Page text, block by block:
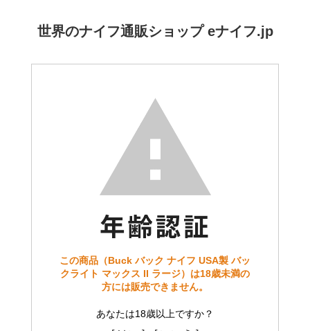
世界のナイフ通販ショップ eナイフ.jp
この商品（Buck バック ナイフ USA製 バッ
クライト マックス II ラージ）は18歳未満の
方には販売できません。
あなたは18歳以上ですか？